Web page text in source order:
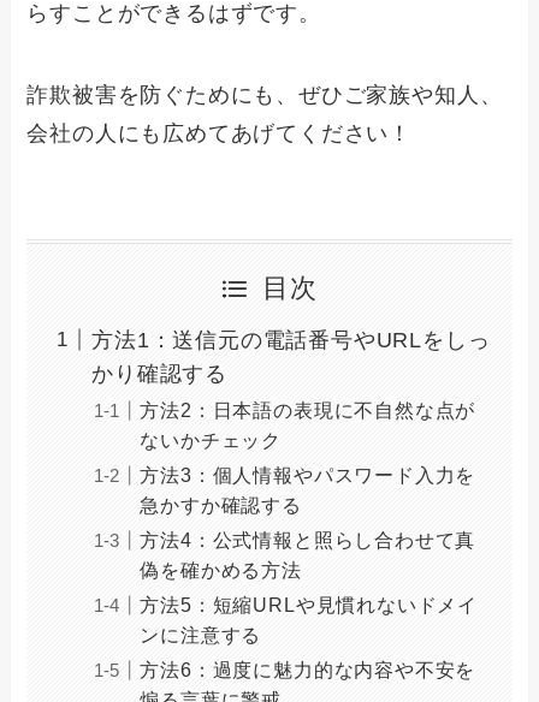
らすことができるはずです。
詐欺被害を防ぐためにも、ぜひご家族や知人、
会社の人にも広めてあげてください！
目次
方法1：送信元の電話番号やURLをしっ
かり確認する
方法2：日本語の表現に不自然な点が
ないかチェック
方法3：個人情報やパスワード入力を
急かすか確認する
方法4：公式情報と照らし合わせて真
偽を確かめる方法
方法5：短縮URLや見慣れないドメイ
ンに注意する
方法6：過度に魅力的な内容や不安を